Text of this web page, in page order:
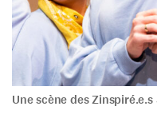
Une scène des Zinspiré.e.s